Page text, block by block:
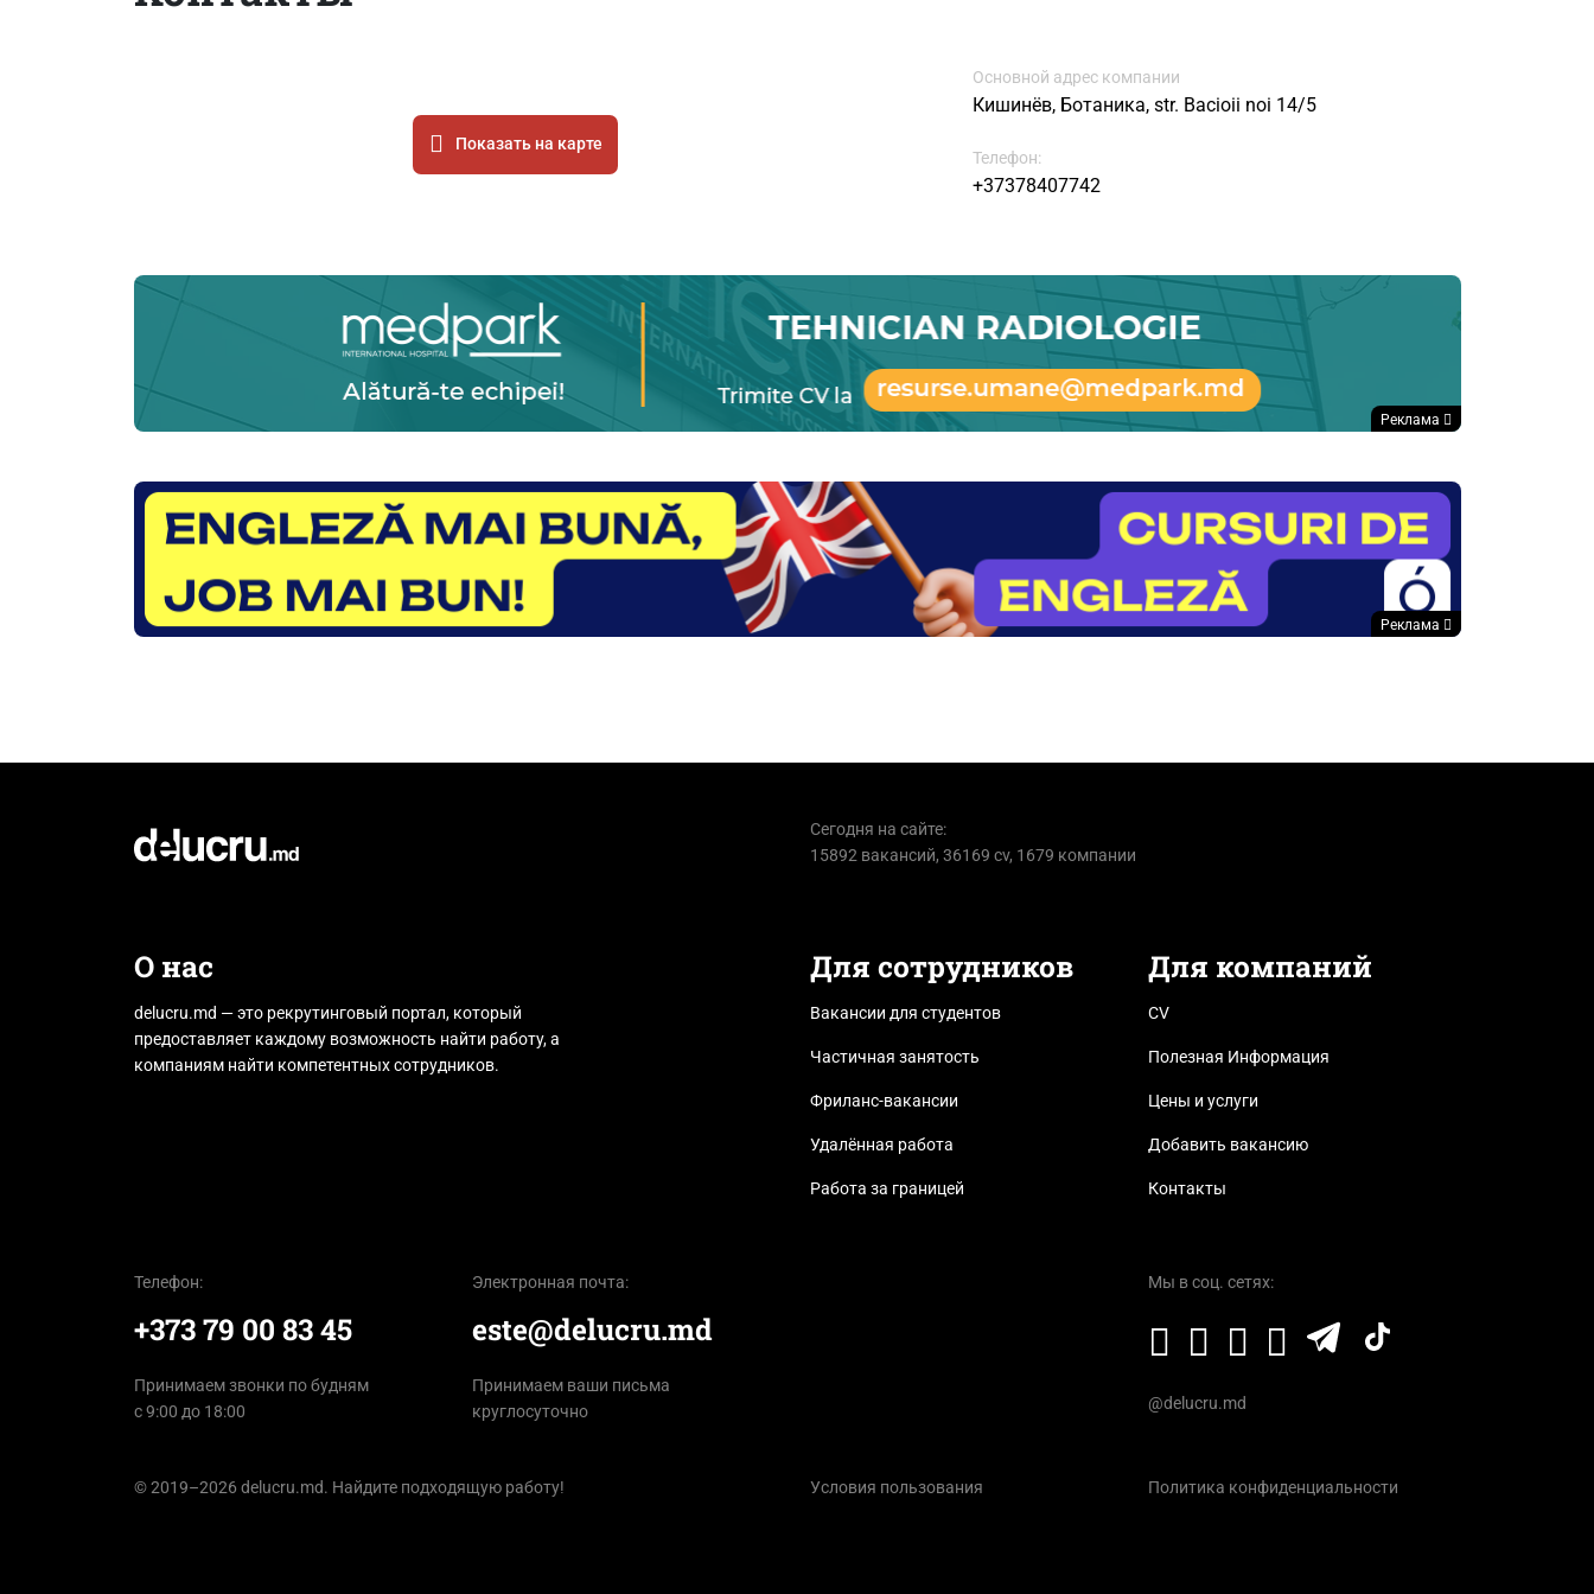
Показать на карте
Основной адрес компании
Кишинёв, Ботаника, str. Bacioii noi 14/5
Телефон:
+37378407742
Реклама
Реклама
Сегодня на сайте:
15892 вакансий, 36169 cv, 1679 компании
О нас
delucru.md — это рекрутинговый портал, который
предоставляет каждому возможность найти работу, а
компаниям найти компетентных сотрудников.
Для сотрудников
Вакансии для студентов
Частичная занятость
Фриланс-вакансии
Удалённая работа
Работа за границей
Для компаний
CV
Полезная Информация
Цены и услуги
Добавить вакансию
Контакты
Телефон:
+373 79 00 83 45
Принимаем звонки по будням
с 9:00 до 18:00
Электронная почта:
este@delucru.md
Принимаем ваши письма
круглосуточно
Мы в соц. сетях:
@delucru.md
© 2019–2026 delucru.md. Найдите подходящую работу! Условия пользования Политика конфиденциальности